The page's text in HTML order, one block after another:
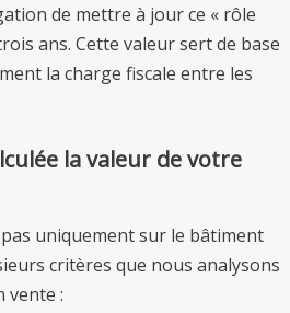
de mettre à jour ce « rôle
ans. Cette valeur sert de base
la charge fiscale entre les
la valeur de votre
uniquement sur le bâtiment
critères que nous analysons
vente :